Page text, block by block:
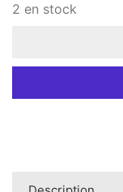
2 en stock
Tableau